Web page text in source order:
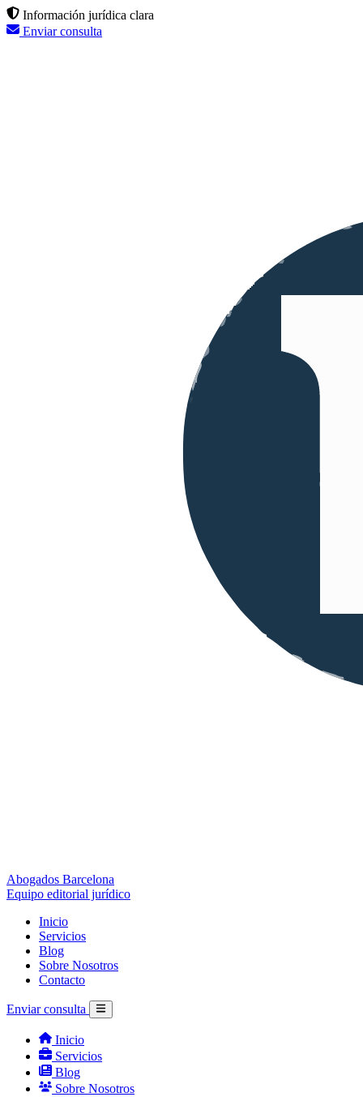
Información jurídica clara
Enviar consulta
Abogados Barcelona
Equipo editorial jurídico
Inicio
Servicios
Blog
Sobre Nosotros
Contacto
Enviar consulta
Inicio
Servicios
Blog
Sobre Nosotros